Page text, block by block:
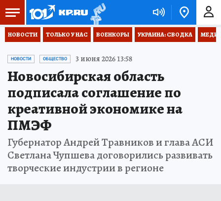
НОВОСТИ ТОЛЬКО У НАС ВОЕНКОРЫ УКРАИНА: СВОДКА
НОВОСТИ ОБЩЕСТВО 3 июня 2026 13:58
Новосибирская область
подписала соглашение по
креативной экономике на
ПМЭФ
Губернатор Андрей Травников и глава АСИ
Светлана Чупшева договорились развивать
творческие индустрии в регионе